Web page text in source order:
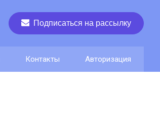
Подписаться на рассылку
Контакты Авторизация